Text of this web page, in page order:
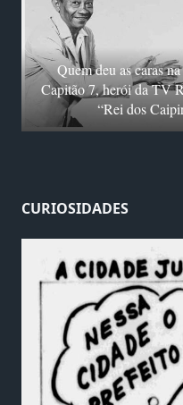
Quem deu as caras
Capitão 7, herói da TV
“Rei dos
CURIOSIDADES